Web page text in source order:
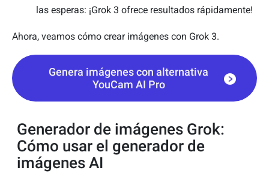
las esperas: ¡Grok 3 ofrece resultados rápidamente!
Ahora, veamos cómo crear imágenes con Grok 3.
Genera imágenes con alternativa
YouCam AI Pro
Generador de imágenes Grok:
Cómo usar el generador de
imágenes AI